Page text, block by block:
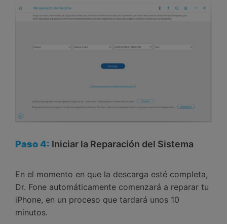
Paso 4: Iniciar la Reparación del Sistema
En el momento en que la descarga esté completa,
Dr. Fone automáticamente comenzará a reparar tu
iPhone, en un proceso que tardará unos 10
minutos.